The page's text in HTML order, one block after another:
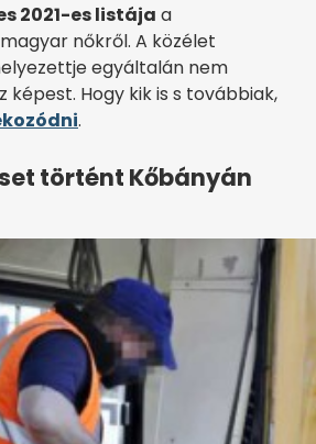
2021-es listája a
nőkről. A közélet
egyáltalán nem
Hogy kik is s továbbiak,
.
történt Kőbányán